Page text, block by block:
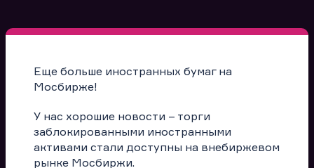
Еще больше иностранных бумаг на
Мосбирже!
У нас хорошие новости – торги
заблокированными иностранными
активами стали доступны на внебиржевом
рынке Мосбиржи.